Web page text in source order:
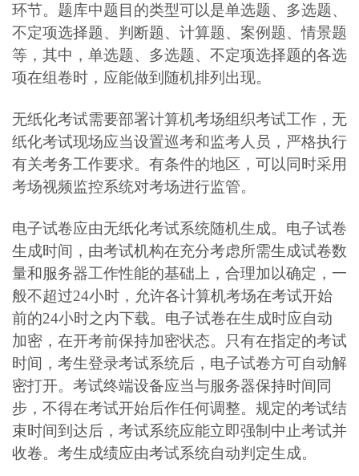
环节。题库中题目的类型可以是单选题、多选题、
不定项选择题、判断题、计算题、案例题、情景题
等，其中，单选题、多选题、不定项选择题的各选
项在组卷时，应能做到随机排列出现。
无纸化考试需要部署计算机考场组织考试工作，无
纸化考试现场应当设置巡考和监考人员，严格执行
有关考务工作要求。有条件的地区，可以同时采用
考场视频监控系统对考场进行监管。
电子试卷应由无纸化考试系统随机生成。电子试卷
生成时间，由考试机构在充分考虑所需生成试卷数
量和服务器工作性能的基础上，合理加以确定，一
般不超过24小时，允许各计算机考场在考试开始
前的24小时之内下载。电子试卷在生成时应自动
加密，在开考前保持加密状态。只有在指定的考试
时间，考生登录考试系统后，电子试卷方可自动解
密打开。考试终端设备应当与服务器保持时间同
步，不得在考试开始后作任何调整。规定的考试结
束时间到达后，考试系统应能立即强制中止考试并
收卷。考生成绩应由考试系统自动判定生成。